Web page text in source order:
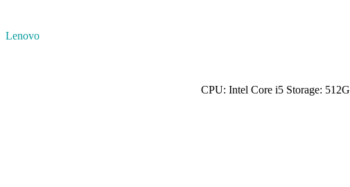
Lenovo
CPU: Intel Core i5 Storage: